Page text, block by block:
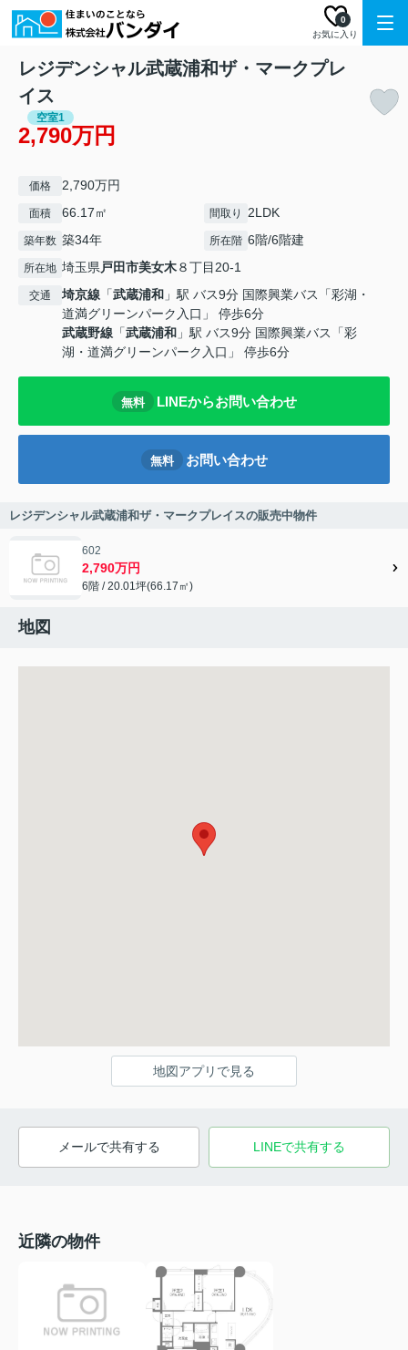
お気に入り
0
レジデンシャル武蔵浦和ザ・マークプレ
イス
空室1
2,790万円
価格 2,790万円
面積 66.17㎡ 間取り 2LDK
築年数 築34年 所在階 6階/6階建
所在地 埼玉県 戸田市美女木８丁目20-1
交通 埼京線 「武蔵浦和 」駅 バス9分 国際興業バス「彩湖・
道満グリーンパーク入口」 停歩6分
武蔵野線 「武蔵浦和 」駅 バス9分 国際興業バス「彩
湖・道満グリーンパーク入口」 停歩6分
無料 LINEからお問い合わせ
無料 お問い合わせ
レジデンシャル武蔵浦和ザ・マークプレイスの販売中物件
602
2,790万円
6階 / 20.01坪(66.17㎡)
地図
地図アプリで見る
メールで共有する LINEで共有する
近隣の物件